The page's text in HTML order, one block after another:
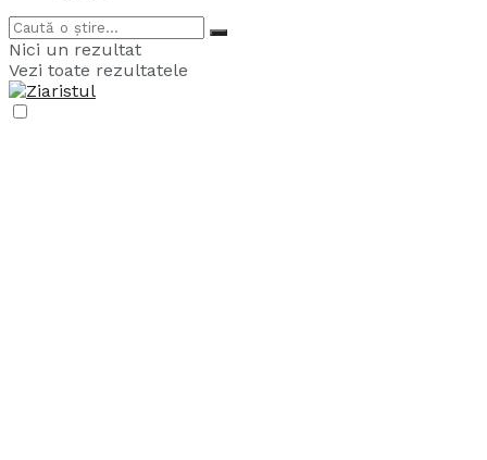
Nici un rezultat
Vezi toate rezultatele